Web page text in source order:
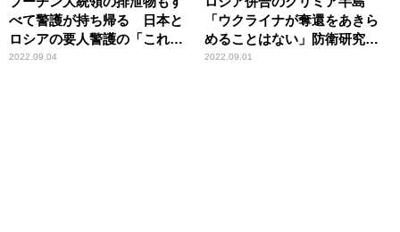
べて警護が持ち帰る 日本と
ロシアの要人警護の「これほ
どまでの違い」
2022.09.04
「ウクライナが奪還をあきら
めることはない」防衛研究所
幹部
2022.09.01